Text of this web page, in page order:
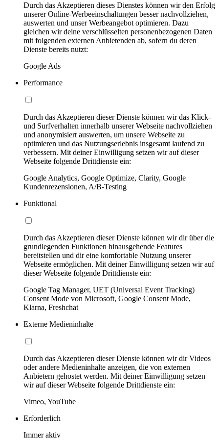
Durch das Akzeptieren dieses Dienstes können wir den Erfolg
unserer Online-Werbeeinschaltungen besser nachvollziehen,
auswerten und unser Werbeangebot optimieren. Dazu
gleichen wir deine verschlüsselten personenbezogenen Daten
mit folgenden externen Anbietenden ab, sofern du deren
Dienste bereits nutzt:
Google Ads
Performance
Durch das Akzeptieren dieser Dienste können wir das Klick-
und Surfverhalten innerhalb unserer Webseite nachvollziehen
und anonymisiert auswerten, um unsere Webseite zu
optimieren und das Nutzungserlebnis insgesamt laufend zu
verbessern. Mit deiner Einwilligung setzen wir auf dieser
Webseite folgende Drittdienste ein:
Google Analytics, Google Optimize, Clarity, Google
Kundenrezensionen, A/B-Testing
Funktional
Durch das Akzeptieren dieser Dienste können wir dir über die
grundlegenden Funktionen hinausgehende Features
bereitstellen und dir eine komfortable Nutzung unserer
Webseite ermöglichen. Mit deiner Einwilligung setzen wir auf
dieser Webseite folgende Drittdienste ein:
Google Tag Manager, UET (Universal Event Tracking)
Consent Mode von Microsoft, Google Consent Mode,
Klarna, Freshchat
Externe Medieninhalte
Durch das Akzeptieren dieser Dienste können wir dir Videos
oder andere Medieninhalte anzeigen, die von externen
Anbietern gehostet werden. Mit deiner Einwilligung setzen
wir auf dieser Webseite folgende Drittdienste ein:
Vimeo, YouTube
Erforderlich
Immer aktiv